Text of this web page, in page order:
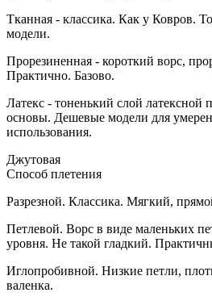
Тканная - классика. Как у Ковров.
модели.
Прорезиненная - короткий ворс,
Практично. Базово.
Латекс - тоненький слой латексной
основы. Дешевые модели для
использования.
Джутовая
Способ плетения
Разрезной. Классика. Мягкий,
Петлевой. Ворс в виде маленьких
уровня. Не такой гладкий.
Иглопробивной. Низкие петли,
валенка.